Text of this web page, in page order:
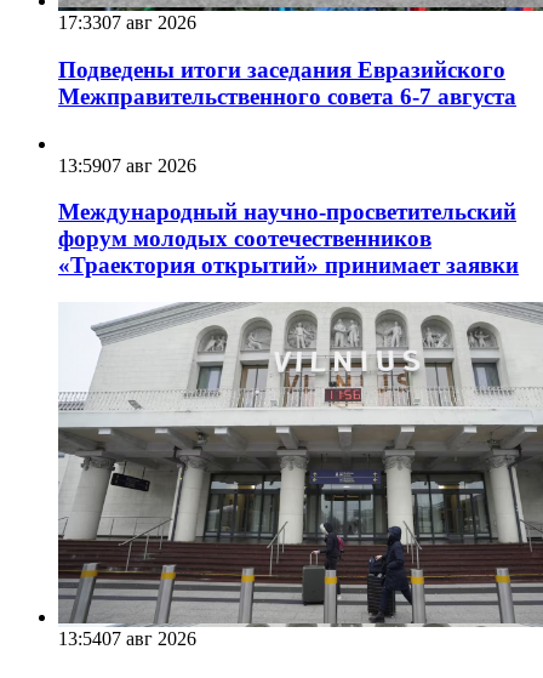
17:3307 авг 2026
Подведены итоги заседания Евразийского
Межправительственного совета 6-7 августа
13:5907 авг 2026
Международный научно-просветительский
форум молодых соотечественников
«Траектория открытий» принимает заявки
13:5407 авг 2026